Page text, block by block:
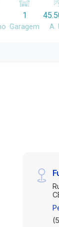
quartos e uma
este
quem
saudáveis e
o
uma vaga de
descoberta,
e
1
Garagem A.